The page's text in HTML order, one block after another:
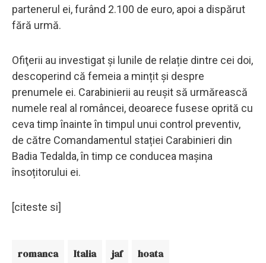
partenerul ei, furând 2.100 de euro, apoi a dispărut
fără urmă.
Ofiţerii au investigat şi lunile de relație dintre cei doi,
descoperind că femeia a mințit și despre
prenumele ei. Carabinierii au reușit să urmărească
numele real al româncei, deoarece fusese oprită cu
ceva timp înainte în timpul unui control preventiv,
de către Comandamentul stației Carabinieri din
Badia Tedalda, în timp ce conducea mașina
însoțitorului ei.
[citeste si]
romanca Italia jaf hoata